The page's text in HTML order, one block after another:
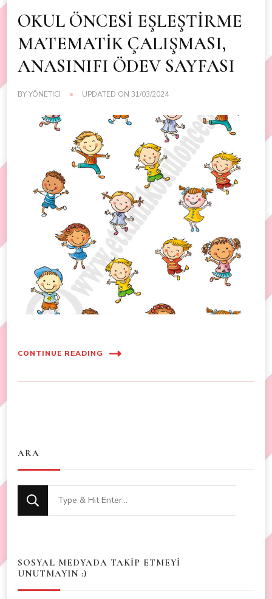
OKUL ÖNCESİ EŞLEŞTİRME
MATEMATİK ÇALIŞMASI,
ANASINIFI ÖDEV SAYFASI
BYYÖNETICI UPDATED ON 31/03/2024
CONTINUE READING
ARA
Looking
for
SOSYAL MEDYADA TAKİP ETMEYİ
UNUTMAYIN :)